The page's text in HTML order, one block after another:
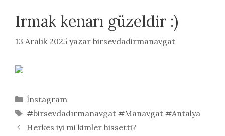
Irmak kenarı güzeldir :)
13 Aralık 2025 yazar birsevdadirmanavgat
Kategoriler
İnstagram
Etiketler
#birsevdadırmanavgat #Manavgat #Antalya
Herkes iyi mi kimler hissetti?